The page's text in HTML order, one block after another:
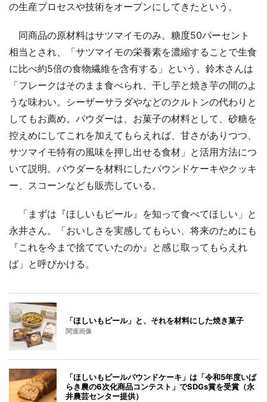
の生産プロセスや技術をオープンにしてきたという。
同商品の原材料はサツマイモのみ。糖度50パーセント
相当とされ、「サツマイモの栄養素を濃縮することで生食
に比べ約5倍の食物繊維を含有する」という。鈴木さんは
「フレークはそのまま食べられ、干し芋と焼き芋の間のよ
うな味わい。シーザーサラダやなどのクルトンの代わりと
してもお薦め。パウダーは、お菓子の材料として、砂糖を
控えめにしてこれを加えてもらえれば、甘さがありつつ、
サツマイモ特有の風味を押し出せる食材」と活用方法につ
いて説明。パウダーを材料にしたパウンドケーキやクッキ
ー、スコーンなども販売している。
「まずは『ほしいもピール』を知って食べてほしい」と
永井さん。「おいしさを実感してもらい、将来のためにも
『これを今まで捨てていたのか』と感じ取ってもらえれ
ば」と呼びかける。
「ほしいもピール」と、それを材料にした焼き菓子
関連画像
「ほしいもピールパウンドケーキ」は「令和5年度いば
らき農の6次化商品コンテスト」でSDGs賞を受賞（永
井農芸センター提供）